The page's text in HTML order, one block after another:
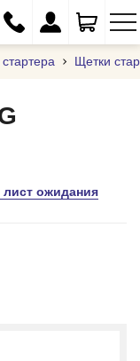
97-09
61-18
Щетки
лист ожидания